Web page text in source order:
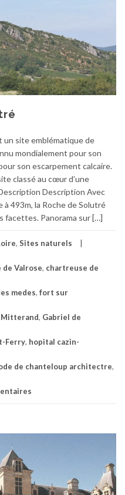
un site emblématique de
mondialement pour son
son escarpement calcaire.
classé au cœur d’une
Description Avec
à 493m, la Roche de Solutré
facettes. Panorama sur […]
, Sites naturels
Valrose, chartreuse de
medes, fort sur
Mitterand, Gabriel de
Ferry, hopital cazin-
de chanteloup architectre,